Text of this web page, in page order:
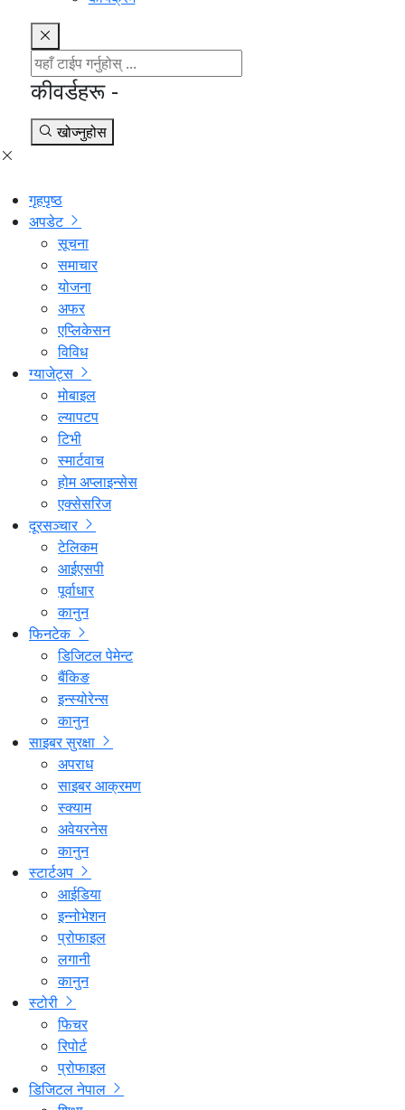
कीवर्डहरू -
खोज्नुहोस
गृहपृष्ठ
अपडेट
सूचना
समाचार
योजना
अफर
एप्लिकेसन
विविध
ग्याजेट्स
मोबाइल
ल्यापटप
टिभी
स्मार्टवाच
होम अप्लाइन्सेस
एक्सेसरिज
दूरसञ्चार
टेलिकम
आईएसपी
पूर्वाधार
कानुन
फिनटेक
डिजिटल पेमेन्ट
बैंकिङ
इन्स्योरेन्स
कानुन
साइबर सुरक्षा
अपराध
साइबर आक्रमण
स्क्याम
अवेयरनेस
कानुन
स्टार्टअप
आईडिया
इन्नोभेशन
प्रोफाइल
लगानी
कानुन
स्टोरी
फिचर
रिपोर्ट
प्रोफाइल
डिजिटल नेपाल